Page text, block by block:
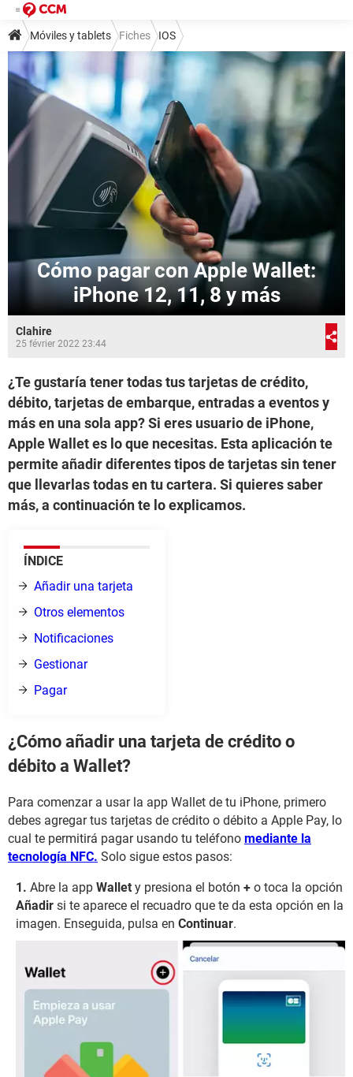
Móviles y tablets Fiches IOS
Cómo pagar con Apple Wallet:
iPhone 12, 11, 8 y más
Clahire
25 février 2022 23:44
¿Te gustaría tener todas tus tarjetas de crédito,
débito, tarjetas de embarque, entradas a eventos y
más en una sola app? Si eres usuario de iPhone,
Apple Wallet es lo que necesitas. Esta aplicación te
permite añadir diferentes tipos de tarjetas sin tener
que llevarlas todas en tu cartera. Si quieres saber
más, a continuación te lo explicamos.
ÍNDICE
Añadir una tarjeta
Otros elementos
Notificaciones
Gestionar
Pagar
¿Cómo añadir una tarjeta de crédito o
débito a Wallet?
Para comenzar a usar la app Wallet de tu iPhone, primero
debes agregar tus tarjetas de crédito o débito a Apple Pay, lo
cual te permitirá pagar usando tu teléfono mediante la
tecnología NFC. Solo sigue estos pasos:
Abre la app Wallet y presiona el botón + o toca la opción
Añadir si te aparece el recuadro que te da esta opción en la
imagen. Enseguida, pulsa en Continuar.